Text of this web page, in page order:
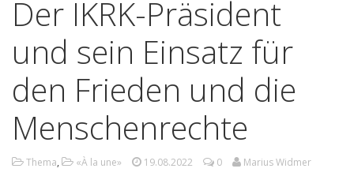
Der IKRK-Präsident
und sein Einsatz für
den Frieden und die
Menschenrechte
Thema, «À la une» 19.08.2022 0 Marius Widmer